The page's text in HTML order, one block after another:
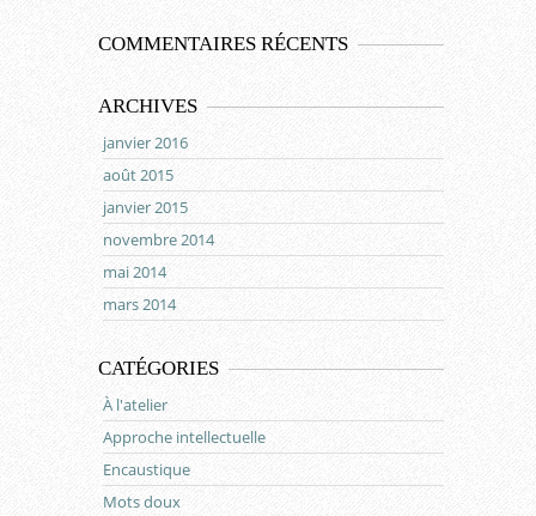
COMMENTAIRES RÉCENTS
ARCHIVES
janvier 2016
août 2015
janvier 2015
novembre 2014
mai 2014
mars 2014
CATÉGORIES
À l'atelier
Approche intellectuelle
Encaustique
Mots doux